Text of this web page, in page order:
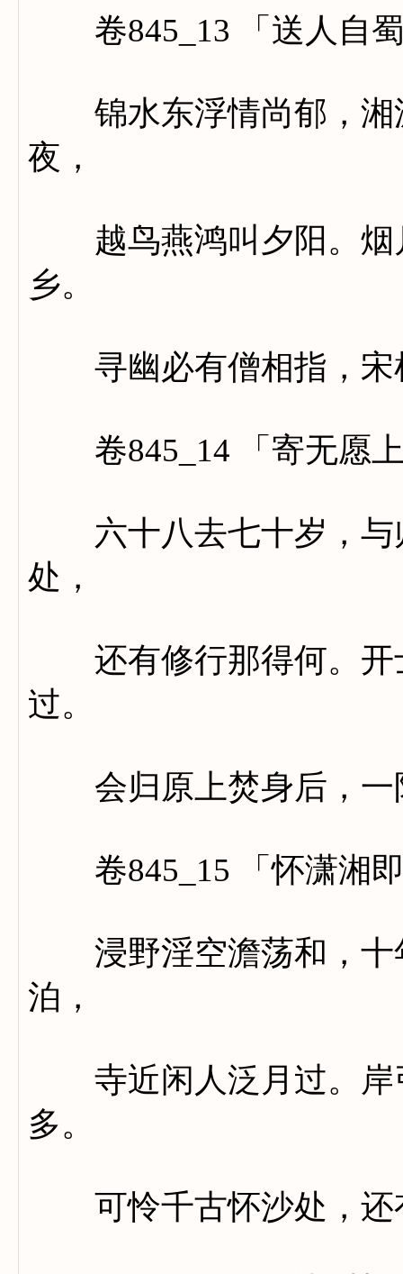
卷845_13 「送人自蜀
锦水东浮情尚郁，湘
夜，
越鸟燕鸿叫夕阳。烟
乡。
寻幽必有僧相指，宋
卷845_14 「寄无愿
六十八去七十岁，与
处，
还有修行那得何。开
过。
会归原上焚身后，一
卷845_15 「怀潇湘即
浸野淫空澹荡和，十
泊，
寺近闲人泛月过。岸
多。
可怜千古怀沙处，还